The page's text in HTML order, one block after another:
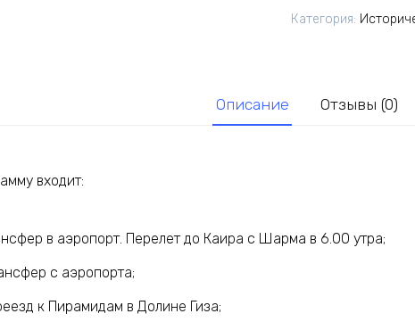
самолете
Категория:
Описание Отзывы (0)
входит:
в аэропорт. Перелет до Каира с Шарма в 6.00 утра;
с аэропорта;
к Пирамидам в Долине Гиза;